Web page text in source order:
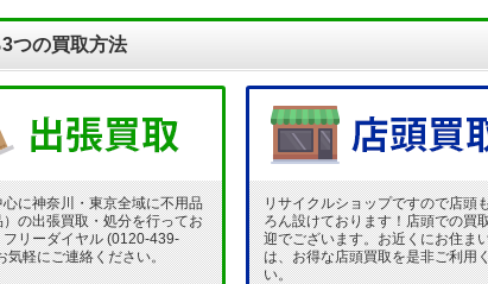
つの買取方法
心に神奈川・東京全域に不用品
）の出張買取・処分を行ってお
フリーダイヤル (0120-439-
気軽にご連絡ください。
リサイクルショップですので店頭
ろん設けております！店頭での買
迎でございます。お近くにお住ま
は、お得な店頭買取を是非ご利用
い。